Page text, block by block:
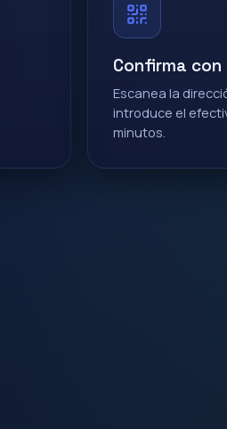
Confirma
Escanea la
introduce el
minutos.